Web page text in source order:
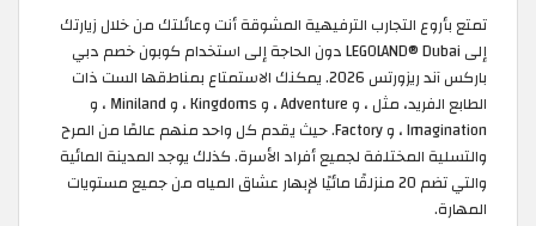
تمتع بأروع التجارب الترفيهية المشوقة أنت وعائلتك من خلال زيارتك
إلى LEGOLAND® Dubai دون الحاجة إلى استخدام كوبون خصم دبي
باركس آند ريزورتس 2026. يمكنك الاستمتاع بمناطقها الست ذات
الطابع الفريد، مثل ، و Adventure ، و Kingdoms ، و Miniland ، و
Imagination ، و Factory. حيث يقدم كل واحد منهم عالمًا من المرح
والتسلية المختلفة لجميع أفراد الأسرة. كذلك يوجد المدينة المائية
والتي تضم 20 منزلقًا مائيًا لإبهار عشاق المياه من جميع مستويات
المهارة.